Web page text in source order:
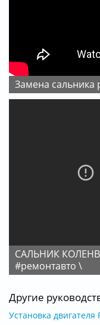
Замена сальника
САЛЬНИК КОЛЕНВАЛА и Как открутить ШКИВ.
#ремонтавто \
Другие
Установка